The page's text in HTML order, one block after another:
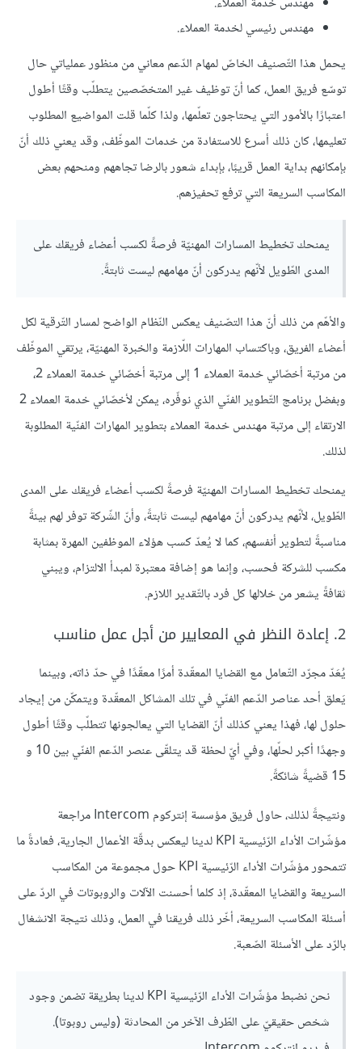
مهندس رئيسي لخدمة العملاء.
يحمل هذا التّصنيف الخاصّ لمهام الدّعم معاني من منظور عملياتي حال
توسّع فريق العمل، كما أنّ توظيف غير المتخصّصين يتطلّب وقتًا أطول
اعتبارًا بالأمور التي يحتاجون تعلّمها، ولذا كلّما قلت المواضيع المطلوب
تعليمها، كان ذلك أسرع للاستفادة من خدمات الموظّف، وقد يعني ذلك أنّ
بإمكانهم بداية العمل قريبًا، بإبداء شعور بالرضا تجاههم ومنحهم بعض
المكاسب السريعة التي ترفع تحفيزهم.
يمنحك تخطيط المسارات المهنيّة فرصةً لكسب أعضاء فريقك على
المدى الطّويل لأنّهم يدركون أنّ مهامهم ليست ثابتةً.
والأهّم من ذلك أنّ هذا التصّنيف يعكس النّظام الواضح لمسار التّرقية لكل
أعضاء الفريق، وباكتساب المهارات اللّازمة والخبرة المهنيّة، يرتقي الموظّف
من مرتبة أخصّائي خدمة العملاء 1 إلى مرتبة أخصّائي خدمة العملاء 2،
وبفضل برنامج التّطوير الفنّي الذي نوفّره، يمكن لأخصّائي خدمة العملاء 2
الارتقاء إلى مرتبة مهندس خدمة العملاء بتطوير المهارات الفنّية المطلوبة
لذلك.
يمنحك تخطيط المسارات المهنيّة فرصةً لكسب أعضاء فريقك على المدى
الطّويل، لأنّهم يدركون أنّ مهامهم ليست ثابتةً، وأنّ الشّركة توفر لهم بيئةً
مناسبةً لتطوير أنفسهم، كما لا يُعدّ كسب هؤلاء الموظفين المهرة بمثابة
مكسب للشركة فحسب، وإنما هو إضافة معتبرة لمبدأ الالتزام، ويبني
ثقافةً يشعر من خلالها كل فرد بالتّقدير اللازم.
2. إعادة النظر في المعايير من أجل عمل مناسب
يُعَدّ مجرّد التّعامل مع القضايا المعقّدة أمرًا معقّدًا في حدّ ذاته، وبينما
يَعلق أحد عناصر الدّعم الفنّي في تلك المشاكل المعقّدة ويتمكّن من إيجاد
حلول لها، فهذا يعني كذلك أنّ القضايا التي يعالجونها تتطلّب وقتًا أطول
وجهدًا أكبر لحلّها، وفي أيّ لحظة قد يتلقّى عنصر الدّعم الفنّي بين 10 و
15 قضيةً شائكةً.
ونتيجةً لذلك، حاول فريق مؤسسة إنتركوم Intercom مراجعة
مؤشّرات الأداء الرّئيسية KPI لدينا ليعكس بدقّة الأعمال الجارية، فعادةً ما
تتمحور مؤشّرات الأداء الرّئيسية KPI حول مجموعة من المكاسب
السريعة والقضايا المعقّدة، إذ كلما أحسنت الآلات والروبوتات في الردّ على
أسئلة المكاسب السريعة، أخّر ذلك فريقنا في العمل، وذلك نتيجة الانشغال
بالرّد على الأسئلة الصّعبة.
نحن نضبط مؤشّرات الأداء الرّئيسية KPI لدينا بطريقة تضمن وجود
شخص حقيقيّ على الطّرف الآخر من المحادثة (وليس روبوتا).